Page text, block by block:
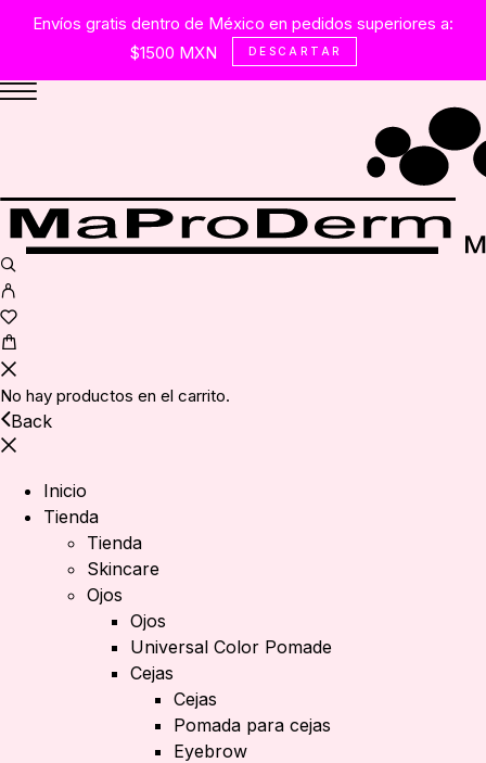
Envíos gratis dentro de México en pedidos superiores a:
$1500 MXN
DESCARTAR
No hay productos en el carrito.
Back
Inicio
Tienda
Tienda
Skincare
Ojos
Ojos
Universal Color Pomade
Cejas
Cejas
Pomada para cejas
Eyebrow